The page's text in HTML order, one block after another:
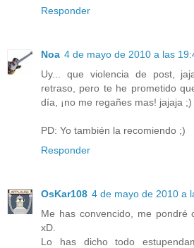
Responder
Noa 4 de mayo de 2010 a las
Uy... que violencia de post,
retraso, pero te he prometido
día, ¡no me regañes mas! jajaja ;)
PD: Yo también la recomiendo ;)
Responder
OsKar108 4 de mayo de 2010 a
Me has convencido, me pondré
xD.
Lo has dicho todo